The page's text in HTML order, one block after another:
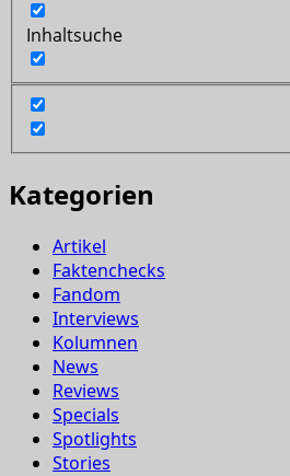
Inhaltsuche
Kategorien
Artikel
Faktenchecks
Fandom
Interviews
Kolumnen
News
Reviews
Specials
Spotlights
Stories